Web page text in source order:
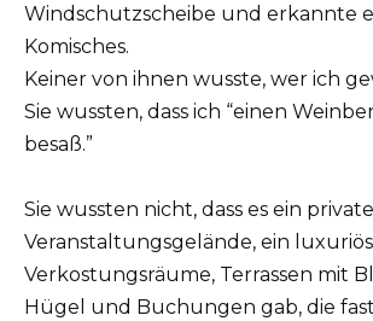
Windschutzscheibe und erkannte
Komisches.
Keiner von ihnen wusste, wer ich
Sie wussten, dass ich “einen
besaß.”
Sie wussten nicht, dass es ein
Veranstaltungsgelände, ein
Verkostungsräume, Terrassen mit
Hügel und Buchungen gab, die